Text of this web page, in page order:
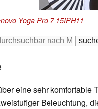
Yoga Pro 7 15IPH11
eine sehr komfortable
Beleuchtung,